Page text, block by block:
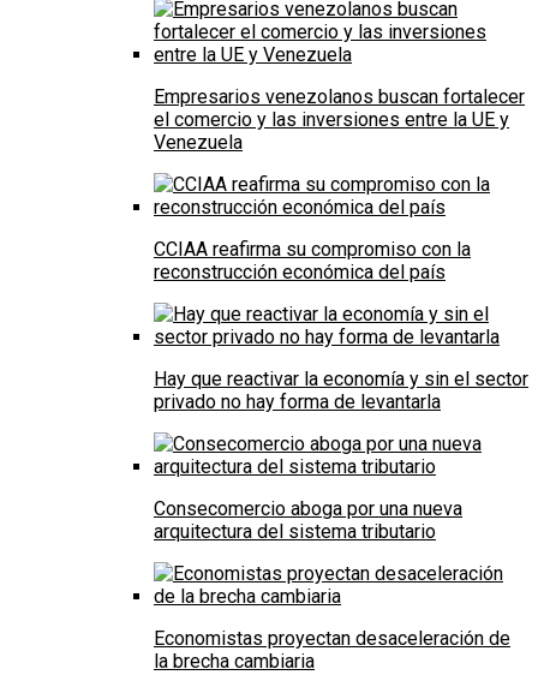
Empresarios venezolanos buscan fortalecer
el comercio y las inversiones entre la UE y
Venezuela
CCIAA reafirma su compromiso con la
reconstrucción económica del país
Hay que reactivar la economía y sin el sector
privado no hay forma de levantarla
Consecomercio aboga por una nueva
arquitectura del sistema tributario
Economistas proyectan desaceleración de
la brecha cambiaria